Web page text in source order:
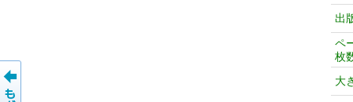
出
ペ
枚
大